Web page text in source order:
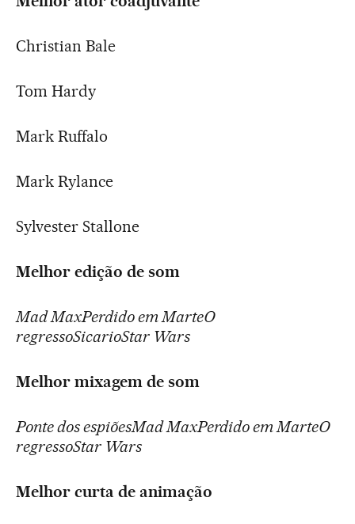
Christian Bale
Tom Hardy
Mark Ruffalo
Mark Rylance
Sylvester Stallone
Melhor edição de som
Mad MaxPerdido em MarteO
regressoSicarioStar Wars
Melhor mixagem de som
Ponte dos espiõesMad MaxPerdido em MarteO
regressoStar Wars
Melhor curta de animação